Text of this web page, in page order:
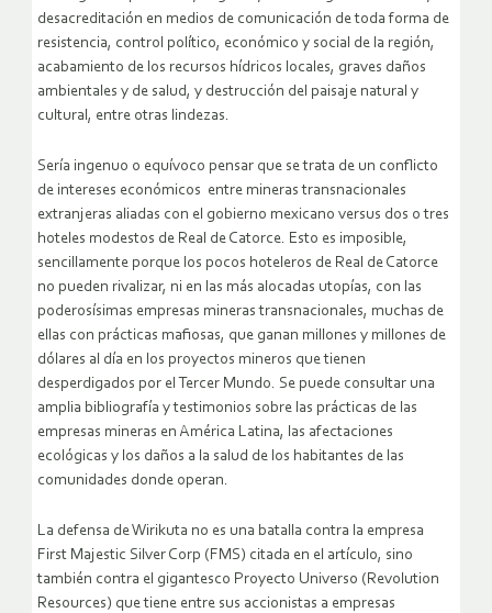
desacreditación en medios de comunicación de toda forma de
resistencia, control político, económico y social de la región,
acabamiento de los recursos hídricos locales, graves daños
ambientales y de salud, y destrucción del paisaje natural y
cultural, entre otras lindezas.
Sería ingenuo o equívoco pensar que se trata de un conflicto
de intereses económicos entre mineras transnacionales
extranjeras aliadas con el gobierno mexicano versus dos o tres
hoteles modestos de Real de Catorce. Esto es imposible,
sencillamente porque los pocos hoteleros de Real de Catorce
no pueden rivalizar, ni en las más alocadas utopías, con las
poderosísimas empresas mineras transnacionales, muchas de
ellas con prácticas mafiosas, que ganan millones y millones de
dólares al día en los proyectos mineros que tienen
desperdigados por el Tercer Mundo. Se puede consultar una
amplia bibliografía y testimonios sobre las prácticas de las
empresas mineras en América Latina, las afectaciones
ecológicas y los daños a la salud de los habitantes de las
comunidades donde operan.
La defensa de Wirikuta no es una batalla contra la empresa
First Majestic Silver Corp (FMS) citada en el artículo, sino
también contra el gigantesco Proyecto Universo (Revolution
Resources) que tiene entre sus accionistas a empresas